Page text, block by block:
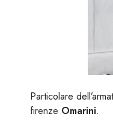
Particolare
firenze Omarini.